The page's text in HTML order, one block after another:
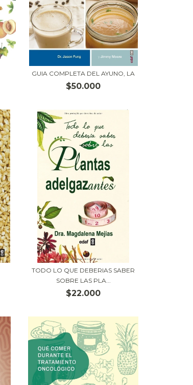
GUIA COMPLETA DEL AYUNO, LA
$50.000
TODO LO QUE DEBERIAS SABER
SOBRE LAS PLA...
$22.000